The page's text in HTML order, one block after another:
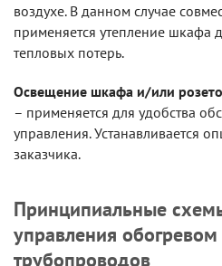
воздухе. В данном случае
применяется утепление шкафа
тепловых потерь.
Освещение шкафа и/или
– применяется для удобства
управления. Устанавливается
заказчика.
Принципиальные
управления
трубопроводов